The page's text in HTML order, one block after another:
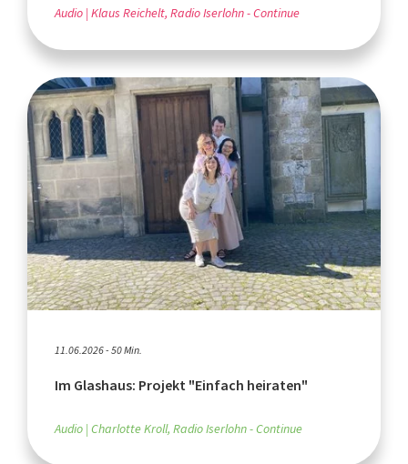
Audio Klaus Reichelt, Radio Iserlohn - Continue
11.06.2026 - 50 Min.
Im Glashaus: Projekt "Einfach heiraten"
Audio Charlotte Kroll, Radio Iserlohn - Continue